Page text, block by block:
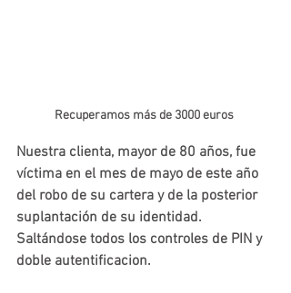
Recuperamos más de 3000 euros
Nuestra clienta, mayor de 80 años, fue
víctima en el mes de mayo de este año
del robo de su cartera y de la posterior
suplantación de su identidad.
Saltándose todos los controles de PIN y
doble autentificacion.